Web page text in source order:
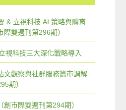
& 立視科技 AI 策略與體育
雙週刊第296期）
視科技三大深化戰略導入
文觀察與社群服務篇市調解
期）
市際雙週刊第294期）